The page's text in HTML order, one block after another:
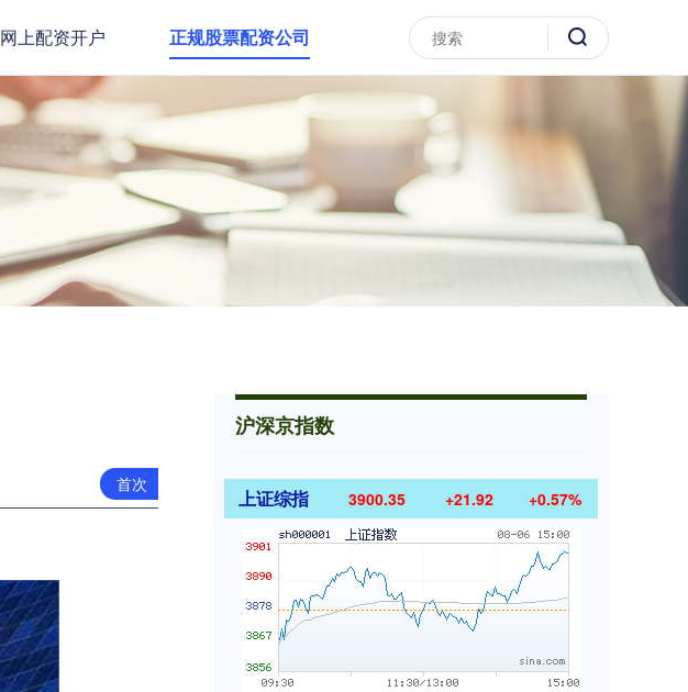
网上配资开户 正规股票配资公司
首次
沪深京指数
上证综指 3900.35 +21.92 +0.57%